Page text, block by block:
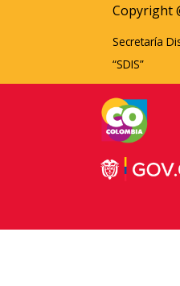
Copyright
Secretaría
“SDIS”